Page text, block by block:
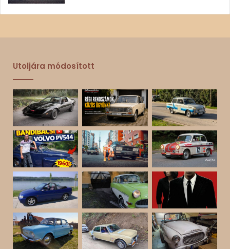
Utoljára módosított